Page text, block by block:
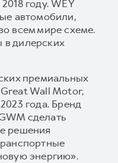
году. WEY
автомобили,
всем мире схеме.
дилерских
премиальных
Wall Motor,
года. Бренд
сделать
решения
энергию».